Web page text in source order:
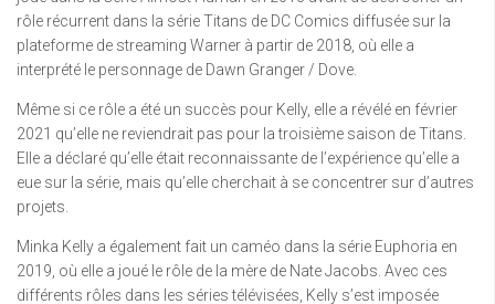
rôle récurrent dans la série Titans de DC Comics diffusée sur la
plateforme de streaming Warner à partir de 2018, où elle a
interprété le personnage de Dawn Granger / Dove.
Même si ce rôle a été un succès pour Kelly, elle a révélé en février
2021 qu’elle ne reviendrait pas pour la troisième saison de Titans.
Elle a déclaré qu’elle était reconnaissante de l’expérience qu’elle a
eue sur la série, mais qu’elle cherchait à se concentrer sur d’autres
projets.
Minka Kelly a également fait un caméo dans la série Euphoria en
2019, où elle a joué le rôle de la mère de Nate Jacobs. Avec ces
différents rôles dans les séries télévisées, Kelly s’est imposée